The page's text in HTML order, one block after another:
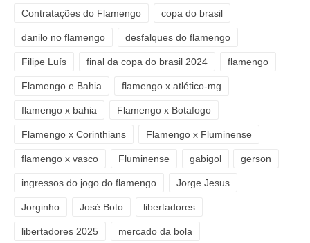
Contratações do Flamengo copa do brasil
danilo no flamengo desfalques do flamengo
Filipe Luís final da copa do brasil 2024 flamengo
Flamengo e Bahia flamengo x atlético-mg
flamengo x bahia Flamengo x Botafogo
Flamengo x Corinthians Flamengo x Fluminense
flamengo x vasco Fluminense gabigol gerson
ingressos do jogo do flamengo Jorge Jesus
Jorginho José Boto libertadores
libertadores 2025 mercado da bola